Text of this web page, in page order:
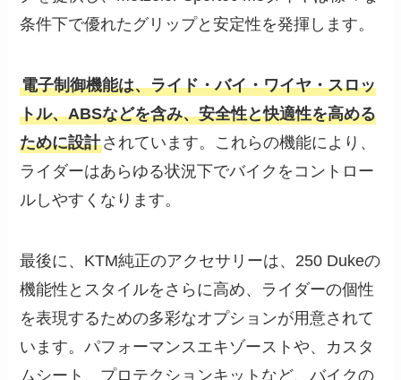
条件下で優れたグリップと安定性を発揮します。
電子制御機能は、ライド・バイ・ワイヤ・スロッ
トル、ABSなどを含み、安全性と快適性を高める
ために設計されています。これらの機能により、
ライダーはあらゆる状況下でバイクをコントロー
ルしやすくなります。
最後に、KTM純正のアクセサリーは、250 Dukeの
機能性とスタイルをさらに高め、ライダーの個性
を表現するための多彩なオプションが用意されて
います。パフォーマンスエキゾーストや、カスタ
ムシート、プロテクションキットなど、バイクの